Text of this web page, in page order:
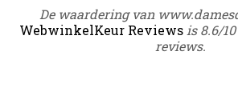
De waardering van
WebwinkelKeur Reviews is 8.6/
reviews.